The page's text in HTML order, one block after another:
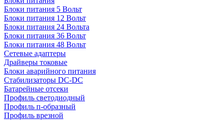
Блоки питания 5 Вольт
Блоки питания 12 Вольт
Блоки питания 24 Вольта
Блоки питания 36 Вольт
Блоки питания 48 Вольт
Сетевые адаптеры
Драйверы токовые
Блоки аварийного питания
Стабилизаторы DC-DC
Батарейные отсеки
Профиль светодиодный
Профиль п-образный
Профиль врезной